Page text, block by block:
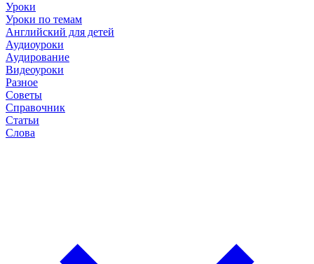
Уроки
Уроки по темам
Английский для детей
Аудиоуроки
Аудирование
Видеоуроки
Разное
Советы
Справочник
Статьи
Слова